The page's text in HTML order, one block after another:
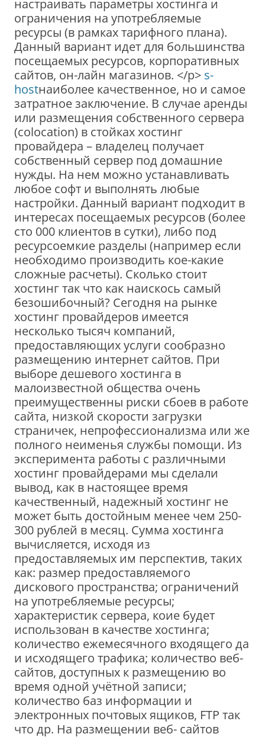
настраивать параметры хостинга и
ограничения на употребляемые
ресурсы (в рамках тарифного плана).
Данный вариант идет для большинства
посещаемых ресурсов, корпоративных
сайтов, он-лайн магазинов. </p> s-
hostнаиболее качественное, но и самое
затратное заключение. В случае аренды
или размещения собственного сервера
(colocation) в стойках хостинг
провайдера – владелец получает
собственный сервер под домашние
нужды. На нем можно устанавливать
любое софт и выполнять любые
настройки. Данный вариант подходит в
интересах посещаемых ресурсов (более
сто 000 клиентов в сутки), либо под
ресурсоемкие разделы (например если
необходимо производить кое-какие
сложные расчеты). Сколько стоит
хостинг так что как наискось самый
безошибочный? Сегодня на рынке
хостинг провайдеров имеется
несколько тысяч компаний,
предоставляющих услуги сообразно
размещению интернет сайтов. При
выборе дешевого хостинга в
малоизвестной общества очень
преимущественны риски сбоев в работе
сайта, низкой скорости загрузки
страничек, непрофессионализма или же
полного неименья службы помощи. Из
эксперимента работы с различными
хостинг провайдерами мы сделали
вывод, как в настоящее время
качественный, надежный хостинг не
может быть достойным менее чем 250-
300 рублей в месяц. Сумма хостинга
вычисляется, исходя из
предоставляемых им перспектив, таких
как: размер предоставляемого
дискового пространства; ограничений
на употребляемые ресурсы;
характеристик сервера, коие будет
использован в качестве хостинга;
количество ежемесячного входящего да
и исходящего трафика; количество веб-
сайтов, доступных к размещению во
время одной учётной записи;
количество баз информации и
электронных почтовых ящиков, FTP так
что др. На размещении веб- сайтов